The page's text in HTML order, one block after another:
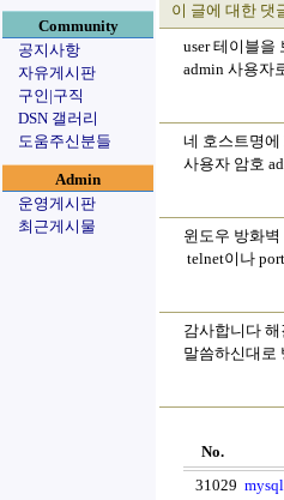
Community
공지사항
자유게시판
구인|구직
DSN 갤러리
도움주신분들
Admin
운영게시판
최근게시물
이 글에 대한 댓
user 테이블을
admin 사용자
네 호스트명에
사용자 암호
윈도우 방화
telnet이나
감사합니다
말씀하신대로
No.
31029